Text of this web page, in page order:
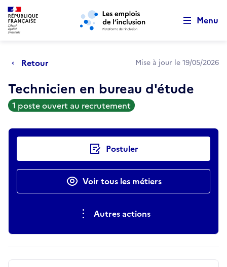
Aller au menu principal Aller au contenu principal
Menu
Retour Mise à jour le 19/05/2026
Technicien en bureau d'étude
1 poste ouvert au recrutement
Actions rapides Postuler
Voir tous les métiers
Autres actions
Retour au début de la page
Panneau de gestion des cookies